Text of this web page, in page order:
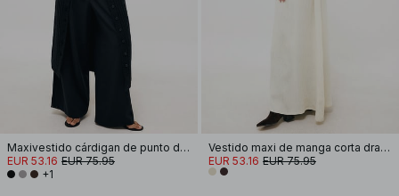
Maxivestido cárdigan de punto de mezcla de lana
EUR 53.16 EUR 75.95
+1
Vestido maxi de manga corta drapeado
EUR 53.16 EUR 75.95